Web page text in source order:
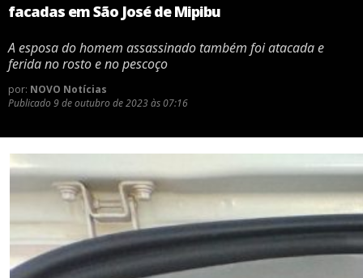
facadas em São José de Mipibu
A esposa do homem assassinado também foi atacada e
ferida no rosto e no pescoço
por: NOVO Notícias
Publicado 9 de outubro de 2023 às 07:16